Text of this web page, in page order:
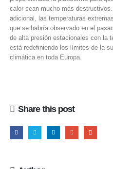
calor sean mucho más
adicional, las temperaturas
que se habría observado en el
de alta presión estacionales con la
está redefiniendo los límites de la
climática en toda Europa.
Share this post